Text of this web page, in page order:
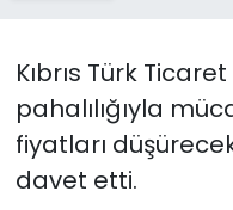
Kıbrıs Türk
pahalılığıyla
fiyatları
davet etti.
SAĞLIK
Spor